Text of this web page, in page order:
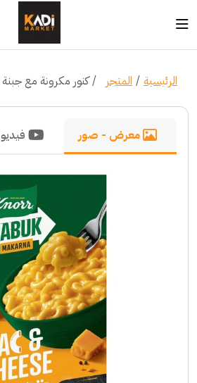
الرئيسية المتجر كنور مكرونة مع جبنة 212 غرام
معرض - صور فيديو